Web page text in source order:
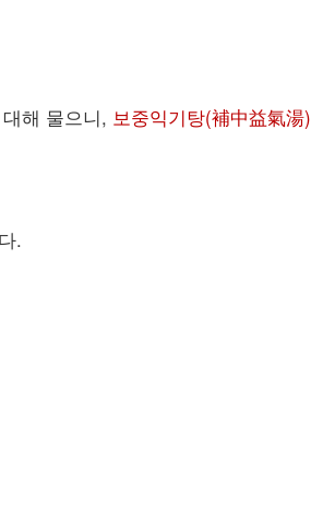
해 물으니, 보중익기탕(補中益氣湯)
.